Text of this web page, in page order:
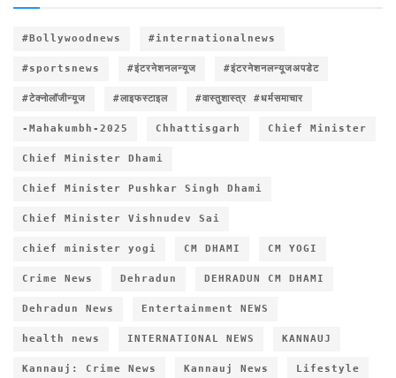
#Bollywoodnews #internationalnews
#sportsnews #इंटरनेशनलन्यूज #इंटरनेशनलन्यूजअपडेट
#टेक्नोलॉजीन्यूज #लाइफस्टाइल #वास्तुशास्त्र #धर्मसमाचार
-Mahakumbh-2025 Chhattisgarh Chief Minister
Chief Minister Dhami
Chief Minister Pushkar Singh Dhami
Chief Minister Vishnudev Sai
chief minister yogi CM DHAMI CM YOGI
Crime News Dehradun DEHRADUN CM DHAMI
Dehradun News Entertainment NEWS
health news INTERNATIONAL NEWS KANNAUJ
Kannauj: Crime News Kannauj News Lifestyle